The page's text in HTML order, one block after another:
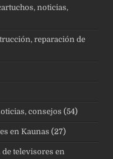
noticias,
reparación de
consejos (54)
en Kaunas (27)
televisores en